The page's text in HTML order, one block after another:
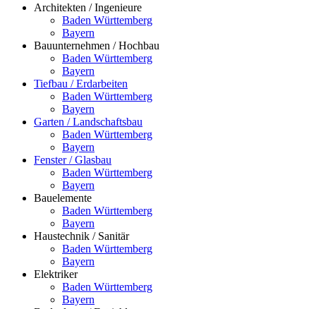
Architekten / Ingenieure
Baden Württemberg
Bayern
Bauunternehmen / Hochbau
Baden Württemberg
Bayern
Tiefbau / Erdarbeiten
Baden Württemberg
Bayern
Garten / Landschaftsbau
Baden Württemberg
Bayern
Fenster / Glasbau
Baden Württemberg
Bayern
Bauelemente
Baden Württemberg
Bayern
Haustechnik / Sanitär
Baden Württemberg
Bayern
Elektriker
Baden Württemberg
Bayern